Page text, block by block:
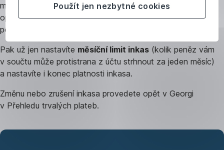
Použít jen nezbytné cookies
možnost „Udělit nový souhlas“. Tím dáte bance pokyn, že
opravdu souhlasíte s tím, aby na zadaný účet každý měsíc
posílala peníze z vašeho účtu.
Pak už jen nastavíte měsíční limit inkas (kolik peněz vám
v součtu může protistrana z účtu strhnout za jeden měsíc)
a nastavíte i konec platnosti inkasa.
Změnu nebo zrušení inkasa provedete opět v Georgi
v Přehledu trvalých plateb.